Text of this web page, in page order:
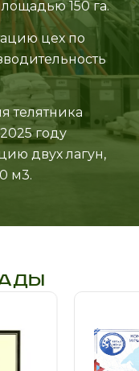
150 га.
цех по
телятника
году
двух лагун,
м3.